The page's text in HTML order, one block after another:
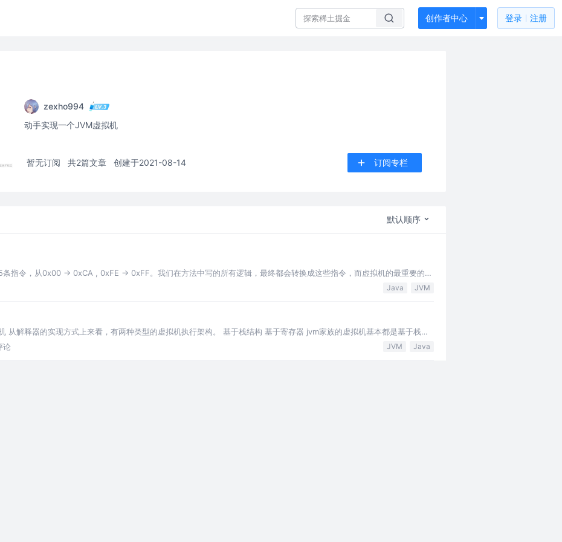
创作者中心 登录 注册
zexho994
动手实现一个JVM虚拟机
暂无订阅 共2篇文章 创建于2021-08-14 订阅专栏
默认顺序
指令，从0x00 -> 0xCA , 0xFE -> 0xFF。我们在方法中写的所有逻辑，最终都会转换成这些指令，而虚拟机的最重要的
Java JVM
从解释器的实现方式上来看，有两种类型的虚拟机执行架构。 基于栈结构 基于寄存器 jvm家族的虚拟机基本都是基于栈
。基于寄存器的虚拟
论 JVM Java